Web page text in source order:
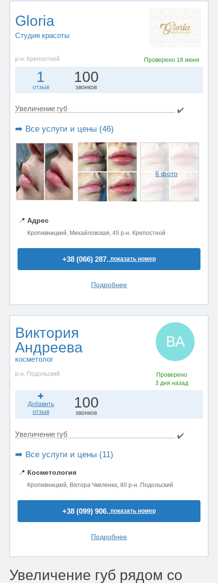
Gloria
Студия красоты
р-н. Крепостной Проверено 18 июня
1
отзыв
100
звонков
Увеличение губ ✔️
➡️ Все услуги и цены (46)
6 фото
📍 Адрес
Кропивницкий, Михайловская, 45 р-н. Крепостной
+38 (066) 287..показать номер
Подробнее
Виктория
Андреева
косметолог
ВА
р-н. Подольский
Проверено
3 дня назад
Добавить
отзыв
100
звонков
Увеличение губ ✔️
➡️ Все услуги и цены (11)
📍 Косметология
Кропивницкий, Віктора Чміленка, 80 р-н. Подольский
+38 (099) 906..показать номер
Подробнее
Увеличение губ рядом со